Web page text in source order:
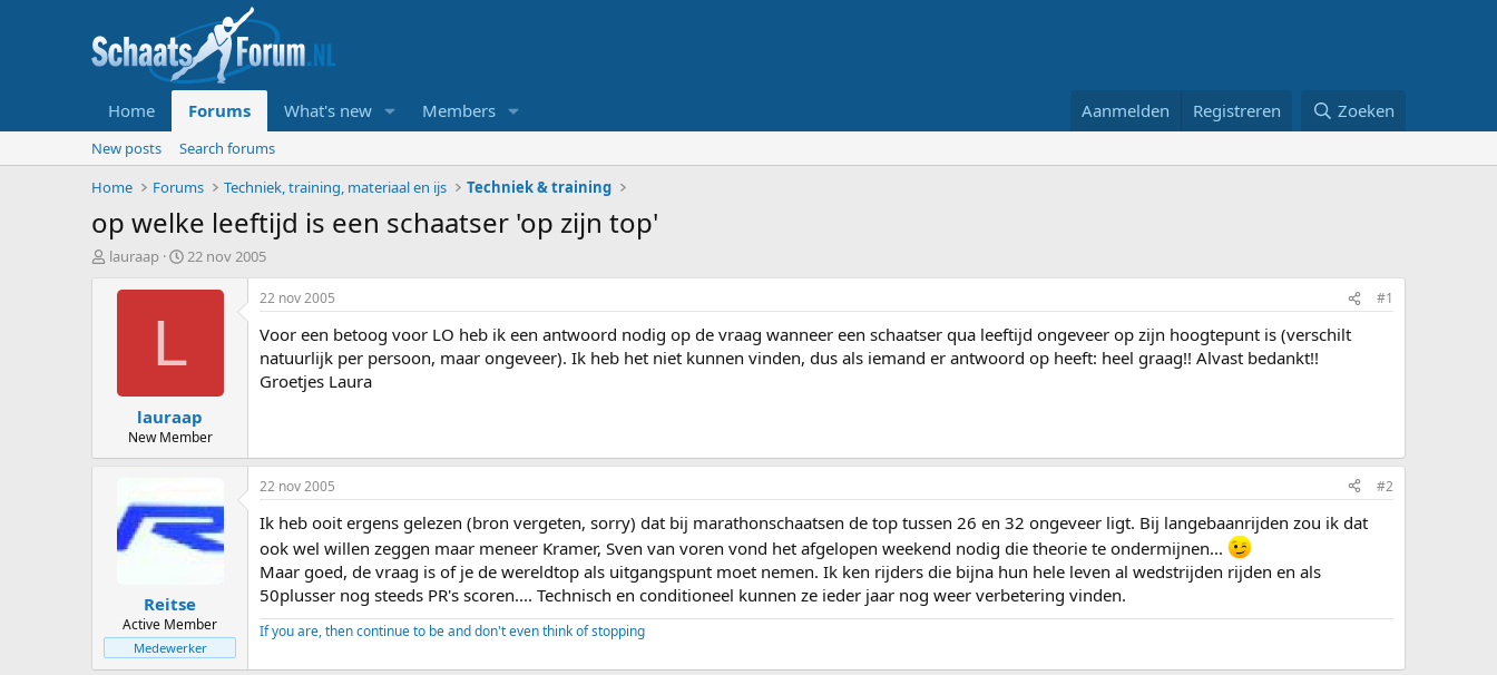
Home Forums What's new Members Aanmelden Registreren Zoeken
New posts
Search forums
Home
Forums Techniek, training, materiaal en ijs Techniek & training
op welke leeftijd is een schaatser 'op zijn top'
T
e
lauraap
S
a
t
u
m
22 nov 2005
L
lauraap
New Member
22 nov 2005 #1
Voor een betoog voor LO heb ik een antwoord nodig op de vraag wanneer een schaatser qua leeftijd ongeveer op zijn hoogtepunt is (verschilt
natuurlijk per persoon, maar ongeveer). Ik heb het niet kunnen vinden, dus als iemand er antwoord op heeft: heel graag!! Alvast bedankt!!
Groetjes Laura
Reitse
Active Member
Medewerker
22 nov 2005 #2
Ik heb ooit ergens gelezen (bron vergeten, sorry) dat bij marathonschaatsen de top tussen 26 en 32 ongeveer ligt. Bij langebaanrijden zou ik dat
ook wel willen zeggen maar meneer Kramer, Sven van voren vond het afgelopen weekend nodig die theorie te ondermijnen...
Maar goed, de vraag is of je de wereldtop als uitgangspunt moet nemen. Ik ken rijders die bijna hun hele leven al wedstrijden rijden en als
50plusser nog steeds PR's scoren.... Technisch en conditioneel kunnen ze ieder jaar nog weer verbetering vinden.
If you are, then continue to be and don't even think of stopping